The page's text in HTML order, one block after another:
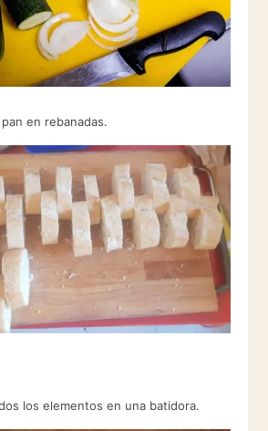
en rebanadas.
los elementos en una batidora.